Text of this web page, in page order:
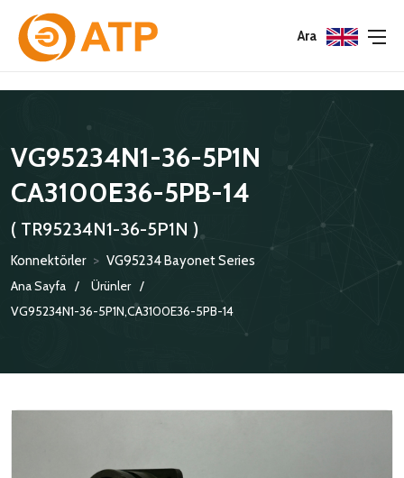
Ara
VG95234N1-36-5P1N
CA3100E36-5PB-14
( TR95234N1-36-5P1N )
Konnektörler > VG95234 Bayonet Series
Ana Sayfa
Ürünler
VG95234N1-36-5P1N,CA3100E36-5PB-14
Menu
KATALOGLAR
SERTIFIKALAR
POLITIKALARIMIZ
Menu
ÇEVRE YÖNETIM POLITIKASI
BILGI GÜVENLIĞI POLITIKASI
Menu
KONNEKTÖRLER
ADAPTÖRLER
KORUMA KAPAKLARI
KRIMP KONTAKLAR
TERMINATION BAND